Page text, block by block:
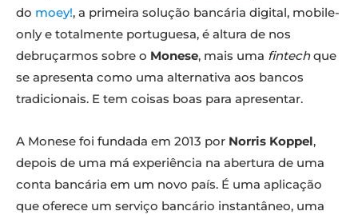
do moey!, a primeira solução bancária digital, mobile-
only e totalmente portuguesa, é altura de nos
debruçarmos sobre o Monese, mais uma fintechque
se apresenta como uma alternativa aos bancos
tradicionais. E tem coisas boas para apresentar.
A Monese foi fundada em 2013 por Norris Koppel,
depois de uma má experiência na abertura de uma
conta bancária em um novo país. É uma aplicação
que oferece um serviço bancário instantâneo, uma